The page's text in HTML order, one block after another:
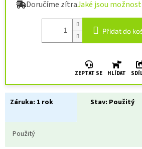
Doručíme zítraJaké jsou
Přidat do
ZEPTAT SE HLÍDAT
Záruka: 1 rok Stav: Použitý
Použitý